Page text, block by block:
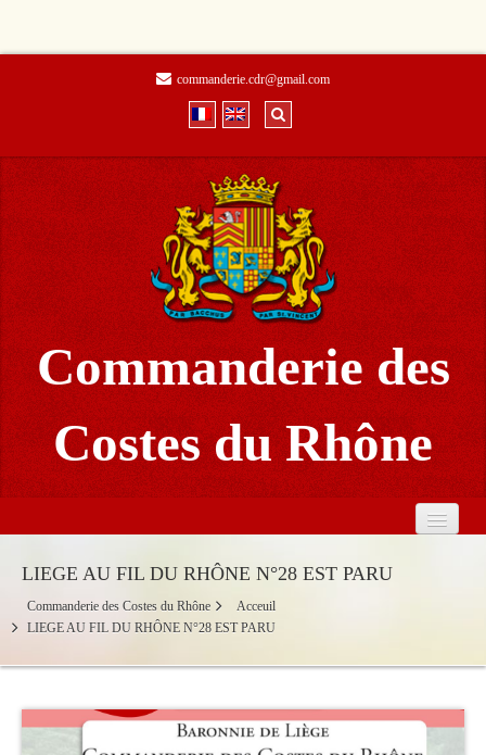
commanderie.cdr@gmail.com
Commanderie des
Costes du Rhône
Les Baronnies
Calendrier
Contact
Actualités
LIEGE AU FIL DU RHÔNE N°28 EST PARU
Commanderie des Costes du Rhône
Acceuil
LIEGE AU FIL DU RHÔNE N°28 EST PARU